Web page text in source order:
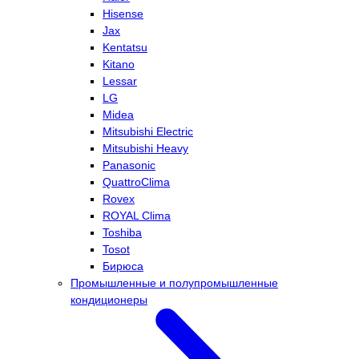
Hisense
Jax
Kentatsu
Kitano
Lessar
LG
Midea
Mitsubishi Electric
Mitsubishi Heavy
Panasonic
QuattroClima
Rovex
ROYAL Clima
Toshiba
Tosot
Бирюса
Промышленные и полупромышленные
кондиционеры